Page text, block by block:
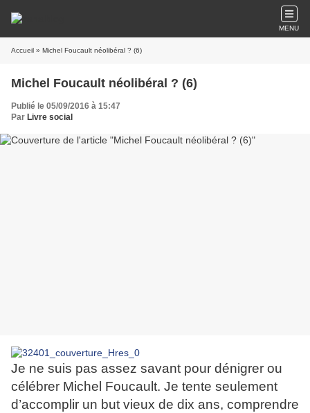
MENU
Accueil » Michel Foucault néolibéral ? (6)
Michel Foucault néolibéral ? (6)
Publié le 05/09/2016 à 15:47
Par Livre social
Je ne suis pas assez savant pour dénigrer ou
célébrer Michel Foucault. Je tente seulement
d’accomplir un but vieux de dix ans, comprendre